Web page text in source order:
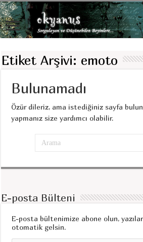
Etiket Arşivi: emoto
Bulunamadı
Özür dileriz, ama istediğiniz sayfa
yapmanız size yardımcı olabilir.
E-posta Bülteni
E-posta bültenimize abone olun,
otomatik gelsin.